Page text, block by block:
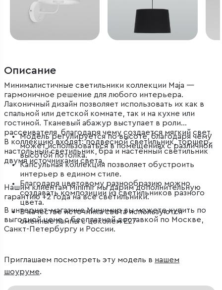
Описание
Минималистичные светильники коллекции Maja —
гармоничное решение для любого интерьера.
Лаконичный дизайн позволяет использовать их как в
спальной или детской комнате, так и на кухне или
гостиной. Тканевый абажур выступает в роли
рассеивателя, благодаря чему создается мягкий свет.
В коллекцию входят: подвесной светильник, торшер,
настольный светильник, бра и настенный светильник
двумя источниками света.
Модель регулируется по высоте, благодаря чему
может использоваться в помещениях с различной
высотой потолка.
Капсульная коллекция позволяет обустроить
интерьер в едином стиле.
Благодаря цветовому разнообразию можно
создавать композиции из светильников разного
цвета.
В качестве источника света используются
сменные лампы с цоколем Е27
Нашим клиентам Minimir мы дарим дополнительную
гарантию +2 года на все светильники.
В интернет-магазине Минимир вы можете купить по
выгодной цене с бесплатной доставкой по Москве,
Санкт-Петербургу и России.
Приглашаем посмотреть эту модель в нашем
шоуруме.